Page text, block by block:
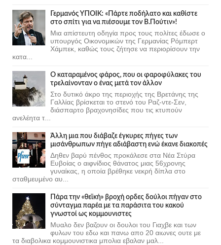
Γερμανός ΥΠΟΙΚ: «Πάρτε ποδήλατο και καθίστε
στο σπίτι για να πιέσουμε τον Β.Πούτιν»!
Μια απίστευτη οδηγία προς τους πολίτες έδωσε ο
υπουργός Οικονομικών της Γερμανίας Ρόμπερτ
Χάμπεκ, καθώς τους ζήτησε να περιορίσουν την
κατα...
Ο καταραμένος φάρος, που οι φαροφύλακες του
τρελαίνονταν ο ένας μετά τον άλλον
Στο δυτικό άκρο της περιοχής της Βρετάνης της
Γαλλίας βρίσκεται το στενό του Ραζ-ντε-Σεν,
διάσπαρτο βραχονησίδες που τις κτυπούν
ανελέητα τ...
Άλλη μια που διάβαζε έγκυρες πήγες των
μισάνθρωπων πήγε αδιάβαστη ενώ έκανε διακοπές
Δηθεν βαρύ πένθος προκάλεσε στα Νέα Στύρα
Ευβοίας ο αιφνίδιος θάνατος μιας 56χρονης
γυναίκας, η οποία βρέθηκε νεκρή δίπλα στο
σταθμευμένο αυ...
Πάρα την «θεϊκή» βροχή ορδες δούλοι πήγαν στο
σύνταγμα παρέα με τα παράσιτα του κακού
γνωστοί ως κομμουνιστες
Μυαλο δεν βαζουν οι δουλοι του Γιαχβε και των
φυλων του εδω και πανω απο 20 αιωνες ουτε με
τα διαβολικα κομμουνιστικα μπολια εβαλαν μαλ...